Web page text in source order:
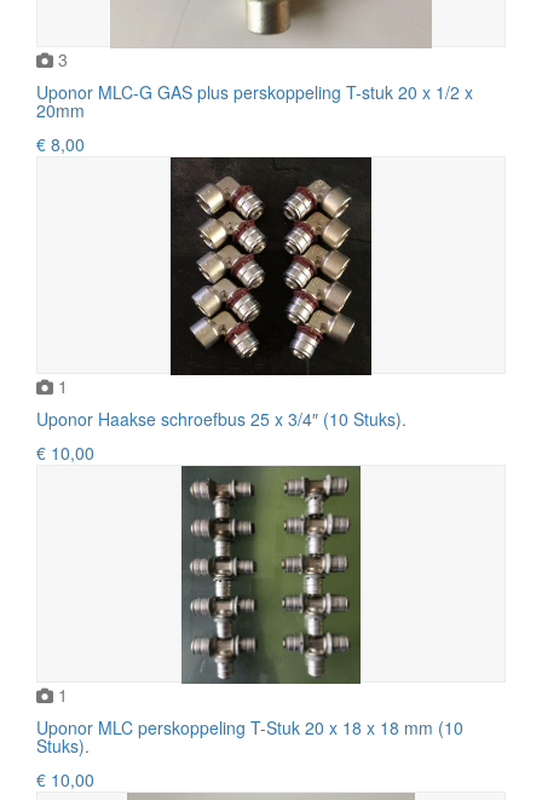
3
Uponor MLC-G GAS plus perskoppeling T-stuk 20 x 1/2 x
20mm
€ 8,00
1
Uponor Haakse schroefbus 25 x 3/4″ (10 Stuks).
€ 10,00
1
Uponor MLC perskoppeling T-Stuk 20 x 18 x 18 mm (10
Stuks).
€ 10,00